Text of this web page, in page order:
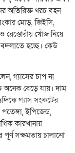
অতিরিক্ত খরচ বহন
মোড়, জিইসি,
খোঁজ নিয়ে
বদলাতে হচ্ছে। কেউ
গ্যাসের চাপ না
অনেক বেড়ে যায়। দাম
গ্যাস সংকটের
পতেঙ্গা, ইপিজেড,
কারখানায়
পূর্ণ সক্ষমতায় চালানো